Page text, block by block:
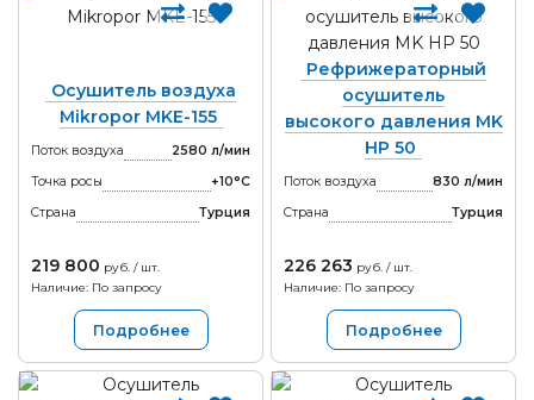
Осушитель воздуха
Mikropor MKE-155
Поток воздуха
2580 л/мин
Точка росы
+10°С
Страна
Турция
219 800 руб. / шт.
Наличие: По запросу
Подробнее
Рефрижераторный
осушитель
высокого давления MK
HP 50
Поток воздуха
830 л/мин
Страна
Турция
226 263 руб. / шт.
Наличие: По запросу
Подробнее